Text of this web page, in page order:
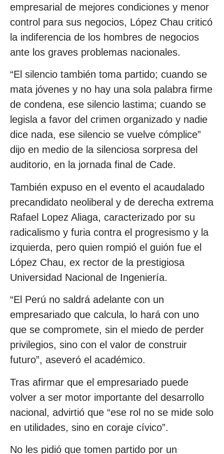
empresarial de mejores condiciones y menor
control para sus negocios, López Chau criticó
la indiferencia de los hombres de negocios
ante los graves problemas nacionales.
“El silencio también toma partido; cuando se
mata jóvenes y no hay una sola palabra firme
de condena, ese silencio lastima; cuando se
legisla a favor del crimen organizado y nadie
dice nada, ese silencio se vuelve cómplice”
dijo en medio de la silenciosa sorpresa del
auditorio, en la jornada final de Cade.
También expuso en el evento el acaudalado
precandidato neoliberal y de derecha extrema
Rafael Lopez Aliaga, caracterizado por su
radicalismo y furia contra el progresismo y la
izquierda, pero quien rompió el guión fue el
López Chau, ex rector de la prestigiosa
Universidad Nacional de Ingeniería.
“El Perú no saldrá adelante con un
empresariado que calcula, lo hará con uno
que se compromete, sin el miedo de perder
privilegios, sino con el valor de construir
futuro”, aseveró el académico.
Tras afirmar que el empresariado puede
volver a ser motor importante del desarrollo
nacional, advirtió que “ese rol no se mide solo
en utilidades, sino en coraje cívico”.
No les pidió que tomen partido por un